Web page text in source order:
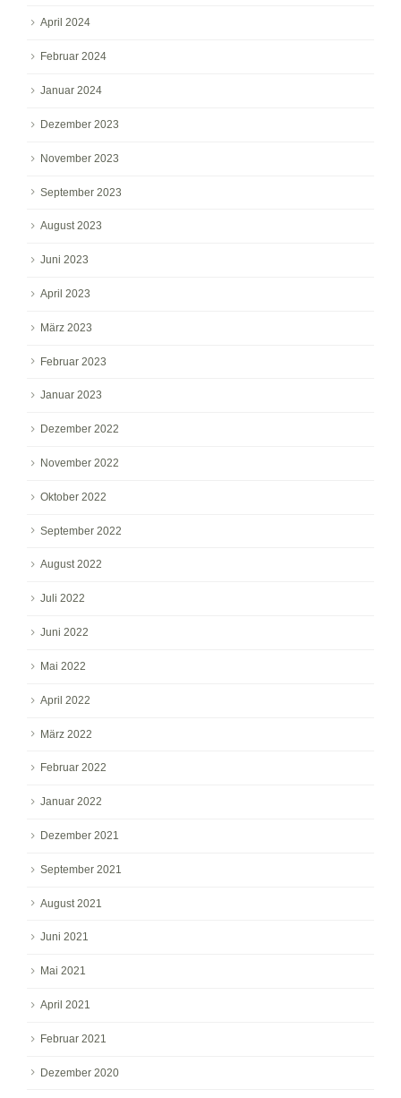
April 2024
Februar 2024
Januar 2024
Dezember 2023
November 2023
September 2023
August 2023
Juni 2023
April 2023
März 2023
Februar 2023
Januar 2023
Dezember 2022
November 2022
Oktober 2022
September 2022
August 2022
Juli 2022
Juni 2022
Mai 2022
April 2022
März 2022
Februar 2022
Januar 2022
Dezember 2021
September 2021
August 2021
Juni 2021
Mai 2021
April 2021
Februar 2021
Dezember 2020